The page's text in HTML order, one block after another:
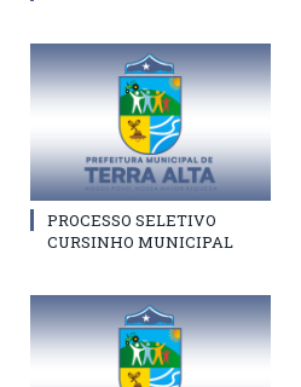
PROCESSO SELETIVO
CURSINHO MUNICIPAL